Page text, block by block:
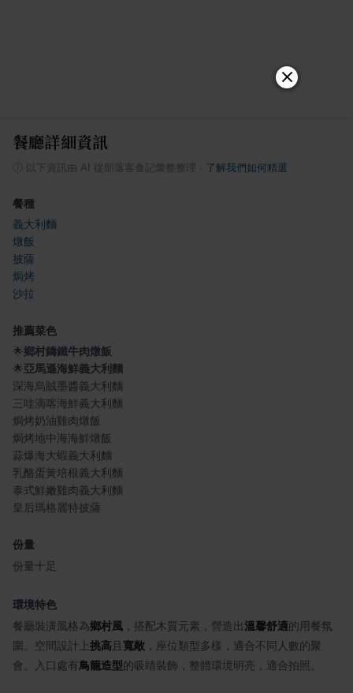
餐廳詳細資訊
以下資訊由 AI 從部落客食記彙整整理 了解我們如何精選
餐種
義大利麵
燉飯
披薩
焗烤
沙拉
推薦菜色
🌟鄉村鑄鐵牛肉燉飯
🌟亞馬遜海鮮義大利麵
深海烏賊墨醬義大利麵
三哇滴喀海鮮義大利麵
焗烤奶油雞肉燉飯
焗烤地中海海鮮燉飯
蒜爆海大蝦義大利麵
乳酪蛋黃培根義大利麵
泰式鮮嫩雞肉義大利麵
皇后瑪格麗特披薩
份量
份量十足
環境特色
餐廳裝潢風格為鄉村風 ，搭配木質元素，營造出溫馨舒適的用餐氛
圍。空間設計上 挑高 且 寬敞 ，座位類型多樣，適合不同人數的聚
會。入口處有鳥籠造型的吸睛裝飾，整體環境明亮，適合拍照。